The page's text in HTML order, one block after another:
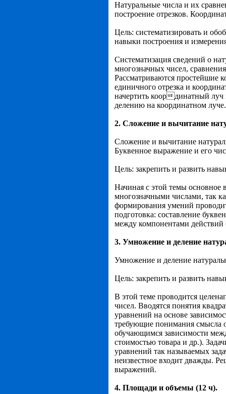
Натуральные числа и их
построение отрезков.
Цель: систематизировать и
навыки построения и
Систематизация сведений о
многозначных чисел,
Рассматриваются простейшие
единичного отрезка и
начертить координатный
делению на координатном луче.
2. Сложение и вычитание
Сложение и вычитание
Буквенное выражение и его
Цель: закрепить и развить
Начиная с этой темы основное
многозначными числами, так
формирования умений
подготовка: составление
между компонентами
3. Умножение и деление
Умножение и деление
Цель: закрепить и развить
В этой теме проводится
чисел. Вводятся понятия
уравнений на основе
требующие понимания смысла
обучающимся зависимости
стоимостью товара и др.).
уравнений так называемых
неизвестное входит дважды.
выражений.
4. Площади и объемы (12 ч).